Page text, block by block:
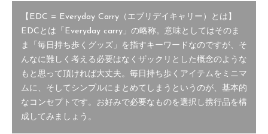
【EDC = Everyday Carry（エブリデイキャリー）とは】
EDCとは「Everyday carry」の略称。意味としてはそのま
ま「毎日持ち歩くグッズ」を指すキーワードなのですが、そ
んなに難しく考える必要はなくザックリとした概念のような
もと思って頂ければ大丈夫。毎日持ち歩くアイテムをミニマ
ムに、そしてシンプルにまとめてしまうというのが、基本的
なコンセプトです。お好みで必要なものを選択し携行品を構
成してみましょう。